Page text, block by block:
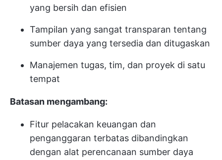
yang bersih dan efisien
Tampilan yang sangat transparan tentang
sumber daya yang tersedia dan ditugaskan
Manajemen tugas, tim, dan proyek di satu
tempat
Batasan mengambang:
Fitur pelacakan keuangan dan
penganggaran terbatas dibandingkan
dengan alat perencanaan sumber daya